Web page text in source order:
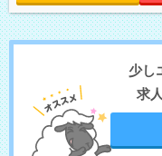
少し
求